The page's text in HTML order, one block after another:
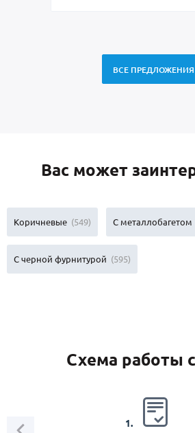
ВСЕ ПРЕДЛОЖЕНИЯ
Вас может
Коричневые (549) С металлобагетом
С черной фурнитурой (595)
Схема работы
1.